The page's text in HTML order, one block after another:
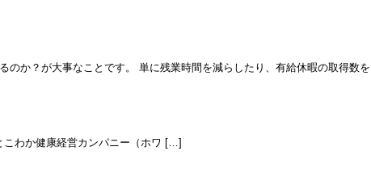
か？が大事なことです。 単に残業時間を減らしたり、有給休暇の取得数を
こわか健康経営カンパニー（ホワ […]